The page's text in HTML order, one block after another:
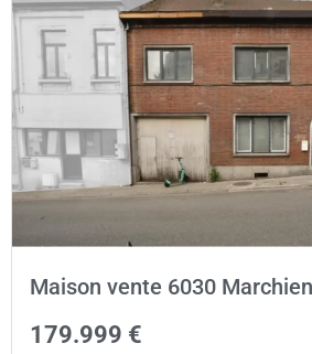
Maison vente 6030
179.999 €